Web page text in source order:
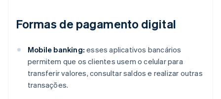
Formas de pagamento digital
Mobile banking: esses aplicativos bancários
permitem que os clientes usem o celular para
transferir valores, consultar saldos e realizar outras
transações.